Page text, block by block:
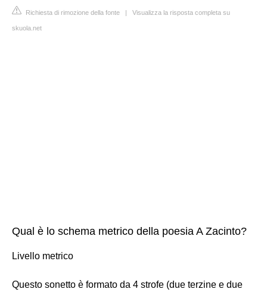
Richiesta di rimozione della fonte | Visualizza la risposta completa su
skuola.net
Qual è lo schema metrico della poesia A Zacinto?
Livello metrico
Questo sonetto è formato da 4 strofe (due terzine e due